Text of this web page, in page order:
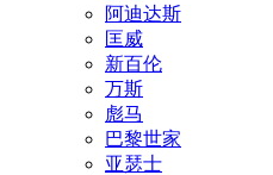
阿迪达斯
匡威
新百伦
万斯
彪马
巴黎世家
亚瑟士